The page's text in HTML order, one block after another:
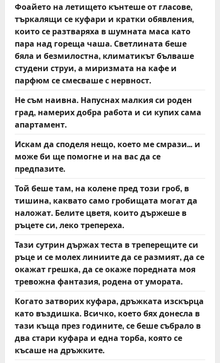
Фоайето на летището кънтеше от гласове,
търкалящи се куфари и кратки обявления,
които се разтваряха в шумната маса като
пара над гореща чаша. Светлината беше
бяла и безмилостна, климатикът бълваше
студени струи, а миризмата на кафе и
парфюм се смесваше с нервност.
Не съм наивна. Напуснах малкия си роден
град, намерих добра работа и си купих сама
апартамент.
Искам да споделя нещо, което ме смрази… и
може би ще помогне и на вас да се
предпазите.
Той беше там, на колене пред този гроб, в
тишина, каквато само гробищата могат да
наложат. Белите цветя, които държеше в
ръцете си, леко трепереха.
Тази сутрин държах теста в треперещите си
ръце и се молех линиите да се размият, да се
окажат грешка, да се окаже поредната моя
тревожна фантазия, родена от умората.
Когато затворих куфара, дръжката изскърца
като въздишка. Всичко, което бях донесла в
тази къща през годините, се беше събрало в
два стари куфара и една торба, която се
късаше на дръжките.